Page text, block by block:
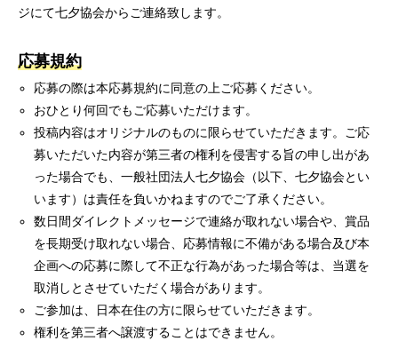
ジにて七夕協会からご連絡致します。
応募規約
応募の際は本応募規約に同意の上ご応募ください。
おひとり何回でもご応募いただけます。
投稿内容はオリジナルのものに限らせていただきます。ご応
募いただいた内容が第三者の権利を侵害する旨の申し出があ
った場合でも、一般社団法人七夕協会（以下、七夕協会とい
います）は責任を負いかねますのでご了承ください。
数日間ダイレクトメッセージで連絡が取れない場合や、賞品
を長期受け取れない場合、応募情報に不備がある場合及び本
企画への応募に際して不正な行為があった場合等は、当選を
取消しとさせていただく場合があります。
ご参加は、日本在住の方に限らせていただきます。
権利を第三者へ譲渡することはできません。